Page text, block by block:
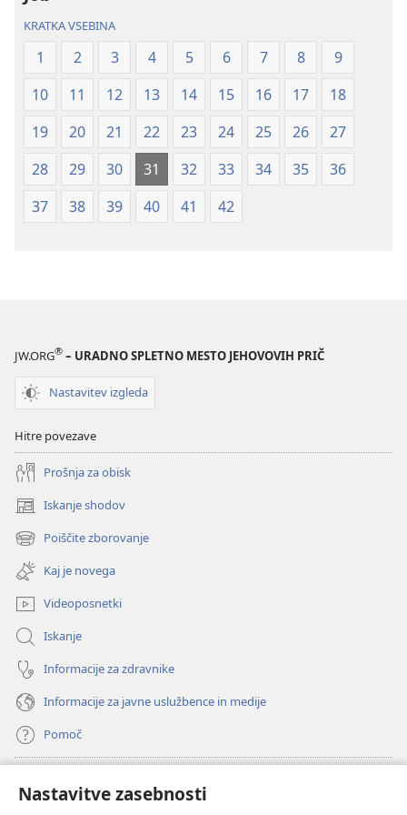
Nastavitve zasebnosti
2021)2021)
KRATKA VSEBINA
1 2 3 4 5 6 7 8
9
10
11 12 13 14 15 16 17
18
19
20 21 22 23 24 25 26
27
28
29 30 31 32 33 34 35
36
37
38 39 40 41 42
JW.ORG® – URADNO SPLETNO MESTO JEHOVOVIH PRIČ
Nastavitev izgleda
Hitre povezave
Prošnja za obisk
Iskanje shodov
(odpre
novo
okno)
Poiščite zborovanje
(odpre
novo
okno)
Kaj je novega
Videoposnetki
Iskanje
Informacije za zdravnike
Informacije za javne uslužbence in medije
Pomoč
(odpre
novo